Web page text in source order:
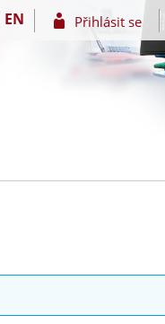
EN Přihlásit se